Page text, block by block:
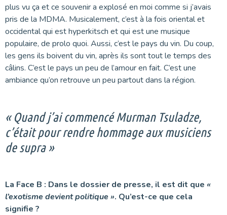
plus vu ça et ce souvenir a explosé en moi comme si j’avais
pris de la MDMA. Musicalement, c’est à la fois oriental et
occidental qui est hyperkitsch et qui est une musique
populaire, de prolo quoi. Aussi, c’est le pays du vin. Du coup,
les gens ils boivent du vin, après ils sont tout le temps des
câlins. C’est le pays un peu de l’amour en fait. C’est une
ambiance qu’on retrouve un peu partout dans la région.
« Quand j’ai commencé Murman Tsuladze,
c’était pour rendre hommage aux musiciens
de supra »
La Face B : Dans le dossier de presse, il est dit que «
l’exotisme devient politique ». Qu’est-ce que cela
signifie ?